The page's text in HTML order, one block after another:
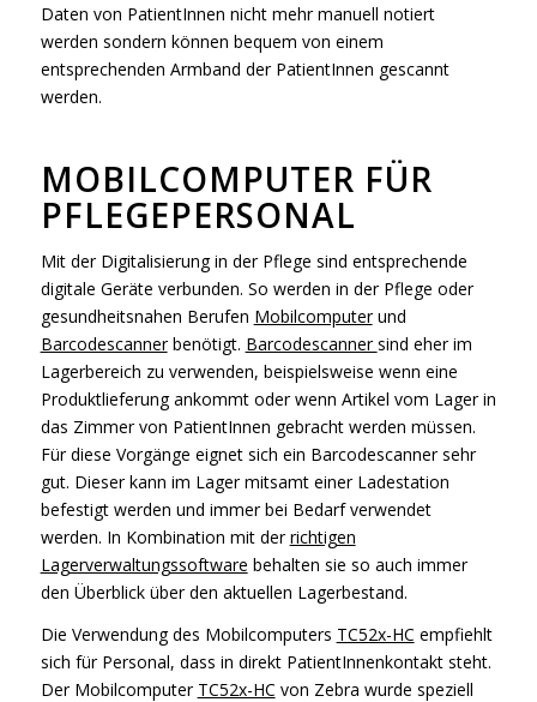
Daten von PatientInnen nicht mehr manuell notiert
werden sondern können bequem von einem
entsprechenden Armband der PatientInnen gescannt
werden.
MOBILCOMPUTER FÜR
PFLEGEPERSONAL
Mit der Digitalisierung in der Pflege sind entsprechende
digitale Geräte verbunden. So werden in der Pflege oder
gesundheitsnahen Berufen Mobilcomputerund
Barcodescannerbenötigt. Barcodescannersind eher im
Lagerbereich zu verwenden, beispielsweise wenn eine
Produktlieferung ankommt oder wenn Artikel vom Lager in
das Zimmer von PatientInnen gebracht werden müssen.
Für diese Vorgänge eignet sich ein Barcodescanner sehr
gut. Dieser kann im Lager mitsamt einer Ladestation
befestigt werden und immer bei Bedarf verwendet
werden. In Kombination mit derrichtigen
Lagerverwaltungssoftware behalten sie so auch immer
den Überblick über den aktuellen Lagerbestand.
Die Verwendung des Mobilcomputers TC52x-HC empfiehlt
sich für Personal, dass in direkt PatientInnenkontakt steht.
Der Mobilcomputer TC52x-HC von Zebra wurde speziell